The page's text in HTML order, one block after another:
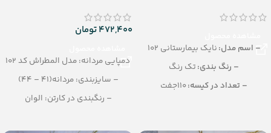
– اسم مدل:نایک بیمارستانی 102
– رنگ بندی:تک رنگ
– تعداد در کیسه:110جفت
472,400تومان
دمپایی مردانه: مدل المطراش کد 102
– سایزبندی: مردانه(41 – 44)
– رنگبندی در کارتن: الوان